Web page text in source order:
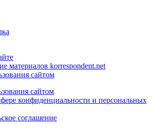
материалов korrespondent.net
сайтом
сайтом
конфиденциальности и персональных
соглашение